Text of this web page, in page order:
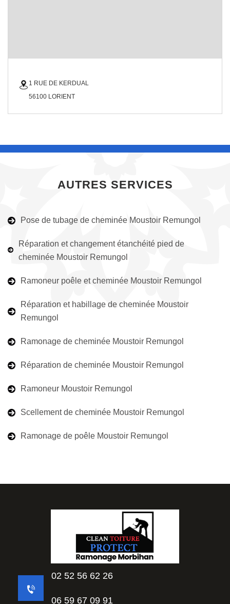
1 RUE DE KERDUAL
56100 LORIENT
AUTRES SERVICES
Pose de tubage de cheminée Moustoir Remungol
Réparation et changement étanchéité pied de
cheminée Moustoir Remungol
Ramoneur poêle et cheminée Moustoir Remungol
Réparation et habillage de cheminée Moustoir
Remungol
Ramonage de cheminée Moustoir Remungol
Réparation de cheminée Moustoir Remungol
Ramoneur Moustoir Remungol
Scellement de cheminée Moustoir Remungol
Ramonage de poêle Moustoir Remungol
02 52 56 62 26
06 59 67 09 91